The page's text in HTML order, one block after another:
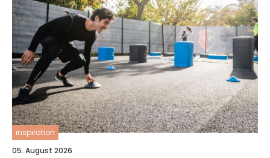
inspiration
05. August 2026